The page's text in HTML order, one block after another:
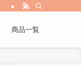
商品一覧